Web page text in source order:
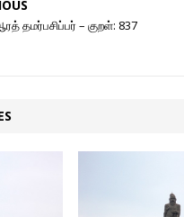
தமர்பசிப்பர் – குறள்: 837